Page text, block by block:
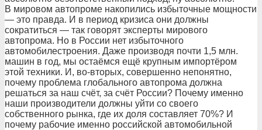
В мировом автопроме накопились избыточные мощности
— это правда. И в период кризиса они должны
сократиться — так говорят эксперты мирового
автопрома. Но в России нет избыточного
автомобилестроения. Даже производя почти 1,5 млн.
машин в год, мы остаёмся ещё крупным импортёром
этой техники. И, во-вторых, совершенно непонятно,
почему проблема глобального автопрома должна
решаться за наш счёт, за счёт России? Почему именно
наши производители должны уйти со своего
собственного рынка, где их доля составляет 70%? И
почему рабочие именно российской автомобильной